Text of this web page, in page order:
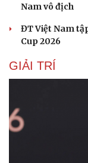
Sân khấu - Điện ảnh
Văn học
Nam vô địch
ĐT Việt Nam
Cup 2026
GIẢI TRÍ